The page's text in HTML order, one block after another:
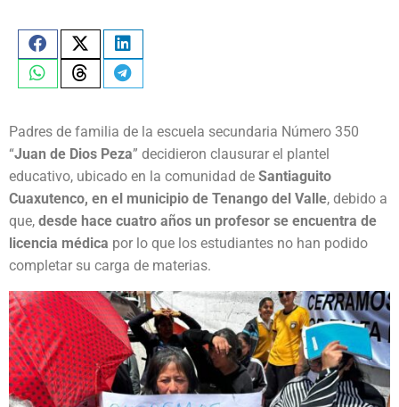
Padres de familia de la escuela secundaria Número 350
“Juan de Dios Peza” decidieron clausurar el plantel
educativo, ubicado en la comunidad de Santiaguito
Cuaxutenco, en el municipio de Tenango del Valle, debido a
que, desde hace cuatro años un profesor se encuentra de
licencia médica por lo que los estudiantes no han podido
completar su carga de materias.